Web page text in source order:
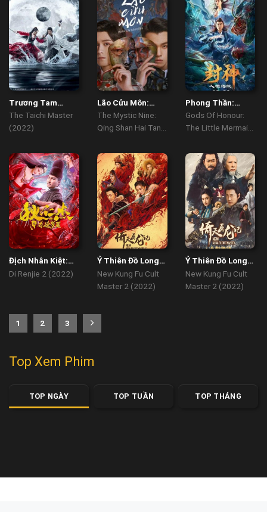
Trương Tam
Phong
The Taichi Master
(2022)
Lão Cửu Môn:
Thanh Sơn Hải
Đường
The Mystic Nine:
Qing Shan Hai Tang
Phong Thần:
Truyền Thuyết
Nhân Ngư
Gods Of Honour:
The Little Mermaid
Địch Nhân Kiệt:
Quỷ Đoạt Hồn
Di Renjie 2 (2022)
Ỷ Thiên Đồ Long
Ký: Thánh Hỏa
Hùng Phong
New Kung Fu Cult
Master 2 (2022)
Ỷ Thiên Đồ Long
Ký: Cửu Dương
Thần Công
New Kung Fu Cult
Master 2 (2022)
1 2 3
Top Xem Phim
TOP NGÀY TOP TUẦN TOP THÁNG